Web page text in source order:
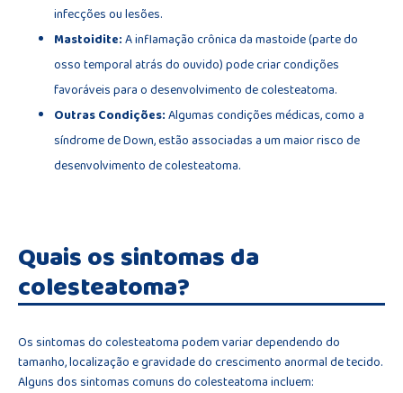
infecções ou lesões.
Mastoidite:A inflamação crônica da mastoide (parte do
osso temporal atrás do ouvido) pode criar condições
favoráveis para o desenvolvimento de colesteatoma.
Outras Condições:Algumas condições médicas, como a
síndrome de Down, estão associadas a um maior risco de
desenvolvimento de colesteatoma.
Quais os sintomas da
colesteatoma?
Os sintomas do colesteatoma podem variar dependendo do
tamanho, localização e gravidade do crescimento anormal de tecido.
Alguns dos sintomas comuns do colesteatoma incluem: